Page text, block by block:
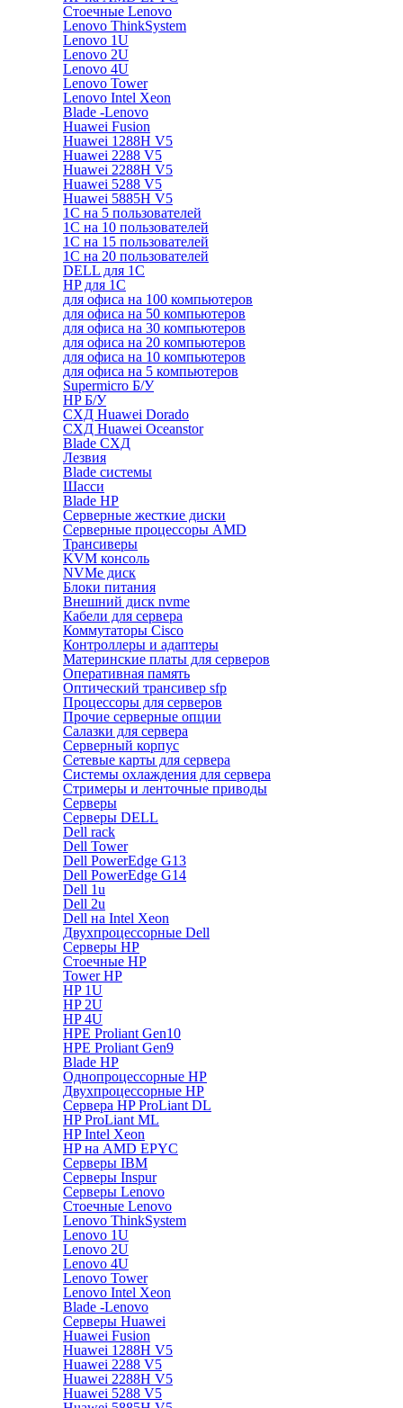
Стоечные Lenovo
Lenovo ThinkSystem
Lenovo 1U
Lenovo 2U
Lenovo 4U
Lenovo Tower
Lenovo Intel Xeon
Blade -Lenovo
Huawei Fusion
Huawei 1288H V5
Huawei 2288 V5
Huawei 2288H V5
Huawei 5288 V5
Huawei 5885H V5
1С на 5 пользователей
1С на 10 пользователей
1С на 15 пользователей
1С на 20 пользователей
DELL для 1С
HP для 1С
для офиса на 100 компьютеров
для офиса на 50 компьютеров
для офиса на 30 компьютеров
для офиса на 20 компьютеров
для офиса на 10 компьютеров
для офиса на 5 компьютеров
Supermicro Б/У
HP Б/У
СХД Huawei Dorado
СХД Huawei Oceanstor
Blade СХД
Лезвия
Blade системы
Шасси
Blade HP
Серверные жесткие диски
Серверные процессоры AMD
Трансиверы
KVM консоль
NVMe диск
Блоки питания
Внешний диск nvme
Кабели для сервера
Коммутаторы Cisco
Контроллеры и адаптеры
Материнские платы для серверов
Оперативная память
Оптический трансивер sfp
Процессоры для серверов
Прочие серверные опции
Салазки для сервера
Серверный корпус
Сетевые карты для сервера
Системы охлаждения для сервера
Стримеры и ленточные приводы
Серверы
Серверы DELL
Dell rack
Dell Tower
Dell PowerEdge G13
Dell PowerEdge G14
Dell 1u
Dell 2u
Dell на Intel Xeon
Двухпроцессорные Dell
Серверы HP
Стоечные HP
Tower HP
HP 1U
HP 2U
HP 4U
HPE Proliant Gen10
HPE Proliant Gen9
Blade HP
Однопроцессорные HP
Двухпроцессорные HP
Сервера HP ProLiant DL
HP ProLiant ML
HP Intel Xeon
HP на AMD EPYC
Серверы IBM
Серверы Inspur
Серверы Lenovo
Стоечные Lenovo
Lenovo ThinkSystem
Lenovo 1U
Lenovo 2U
Lenovo 4U
Lenovo Tower
Lenovo Intel Xeon
Blade -Lenovo
Серверы Huawei
Huawei Fusion
Huawei 1288H V5
Huawei 2288 V5
Huawei 2288H V5
Huawei 5288 V5